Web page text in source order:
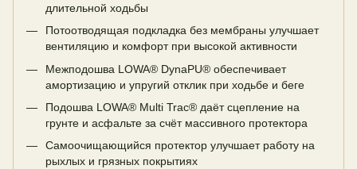
длительной ходьбы
Потоотводящая подкладка без мембраны улучшает
вентиляцию и комфорт при высокой активности
Межподошва LOWA® DynaPU® обеспечивает
амортизацию и упругий отклик при ходьбе и беге
Подошва LOWA® Multi Trac® даёт сцепление на
грунте и асфальте за счёт массивного протектора
Самоочищающийся протектор улучшает работу на
рыхлых и грязных покрытиях